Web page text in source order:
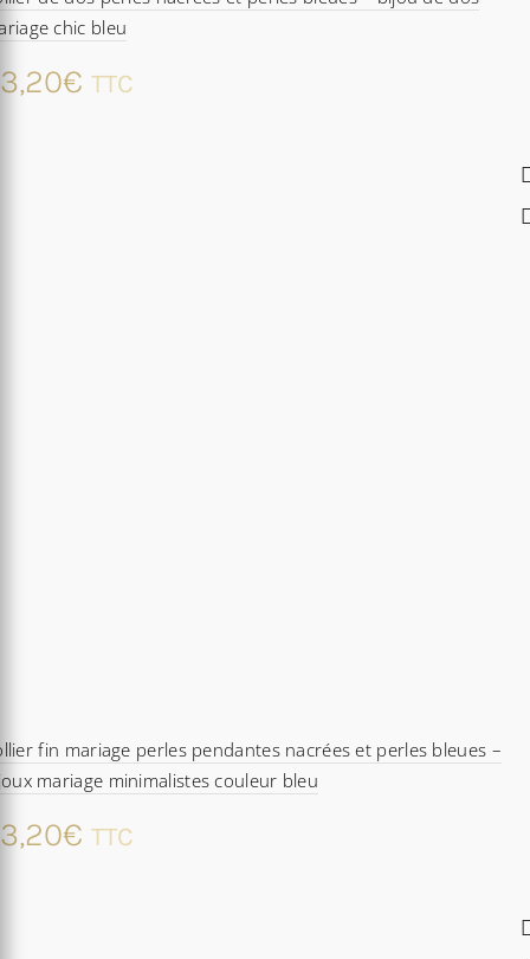
chic bleu
€ TTC
fin mariage perles pendantes nacrées et perles bleues –
mariage minimalistes couleur bleu
€ TTC